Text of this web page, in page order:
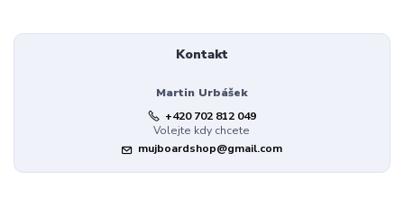
Kontakt
Martin Urbášek
+420 702 812 049
Volejte kdy chcete
mujboardshop@gmail.com